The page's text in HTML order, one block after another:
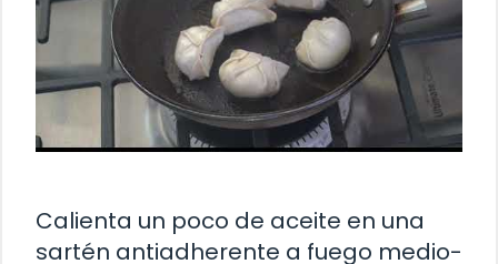
Calienta un poco de aceite en una
sartén antiadherente a fuego medio-